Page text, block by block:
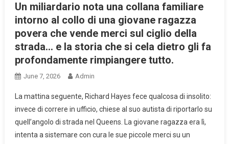
Un miliardario nota una collana familiare
intorno al collo di una giovane ragazza
povera che vende merci sul ciglio della
strada… e la storia che si cela dietro gli fa
profondamente rimpiangere tutto.
June 7, 2026 Admin
La mattina seguente, Richard Hayes fece qualcosa di insolito:
invece di correre in ufficio, chiese al suo autista di riportarlo su
quell’angolo di strada nel Queens. La giovane ragazza era lì,
intenta a sistemare con cura le sue piccole merci su un